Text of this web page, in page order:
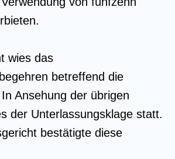
wies das
betreffend die
Ansehung der übrigen
der Unterlassungsklage statt.
bestätigte diese